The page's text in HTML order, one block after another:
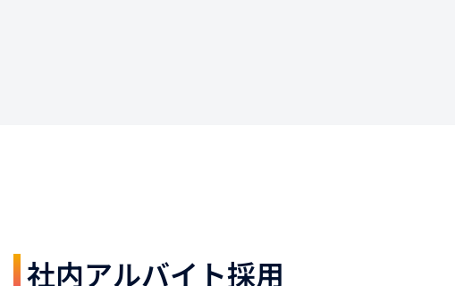
社内アルバイト採用